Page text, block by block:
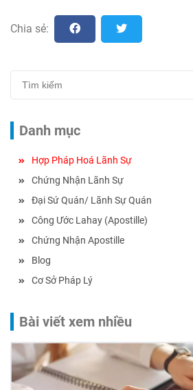
Chia sẻ:
Danh mục
Hợp Pháp Hoá Lãnh Sự
Chứng Nhận Lãnh Sự
Đại Sứ Quán/ Lãnh Sự Quán
Công Ước Lahay (Apostille)
Chứng Nhận Apostille
Blog
Cơ Sở Pháp Lý
Bài viết xem nhiều